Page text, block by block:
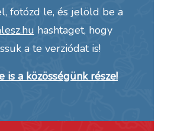
fotózd le, és jelöld be a
hashtaget, hogy
a te verziódat is!
is a közösségünk része!